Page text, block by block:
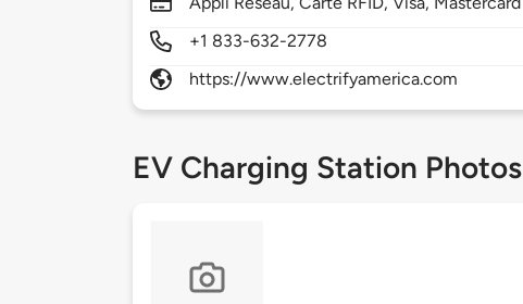
+1 833-632-2778
https://www.electrifyamerica.com
EV Charging Station Photos